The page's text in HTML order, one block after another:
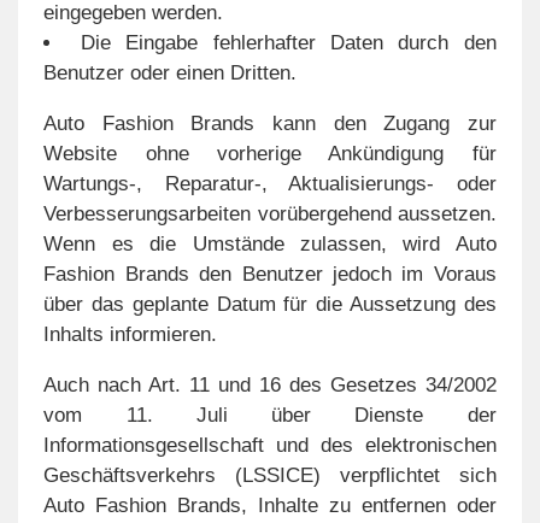
eingegeben werden.
Die Eingabe fehlerhafter Daten durch den
Benutzer oder einen Dritten.
Auto Fashion Brands kann den Zugang zur
Website ohne vorherige Ankündigung für
Wartungs-, Reparatur-, Aktualisierungs- oder
Verbesserungsarbeiten vorübergehend aussetzen.
Wenn es die Umstände zulassen, wird Auto
Fashion Brands den Benutzer jedoch im Voraus
über das geplante Datum für die Aussetzung des
Inhalts informieren.
Auch nach Art. 11 und 16 des Gesetzes 34/2002
vom 11. Juli über Dienste der
Informationsgesellschaft und des elektronischen
Geschäftsverkehrs (LSSICE) verpflichtet sich
Auto Fashion Brands, Inhalte zu entfernen oder